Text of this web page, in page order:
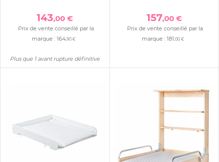
143,00 €
Prix de vente conseillé par la
marque :164,90 €
Plus que 1 avant rupture définitive
157,00 €
Prix de vente conseillé par la
marque :181,00 €